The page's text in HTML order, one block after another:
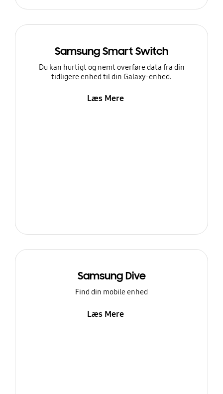
Samsung Smart Switch
Du kan hurtigt og nemt overføre data fra din
tidligere enhed til din Galaxy-enhed.
Læs Mere
Samsung Dive
Find din mobile enhed
Læs Mere